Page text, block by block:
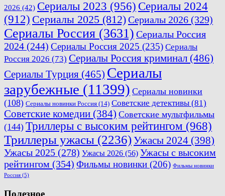
2026 (42) Сериалы 2023 (956) Сериалы 2024
(912) Сериалы 2025 (812)Сериалы 2026 (329)
Сериалы Россия (3631) Сериалы Россия
2024 (244) Сериалы Россия 2025 (235) Сериалы
Россия 2026 (73) Сериалы Россия криминал (486)
Сериалы Турция (465) Сериалы
зарубежные (11399) Сериалы новинки
(108) Сериалы новинки Россия (14) Советские детективы (81)
Советские комедии (384) Советские мультфильмы
(144) Триллеры с высоким рейтингом (968)
Триллеры ужасы (2236)Ужасы 2024 (398)
Ужасы 2025 (278) Ужасы 2026 (56) Ужасы с высоким
рейтингом (354) Фильмы новинки (206) Фильмы новинки
Россия (5)
Полезное